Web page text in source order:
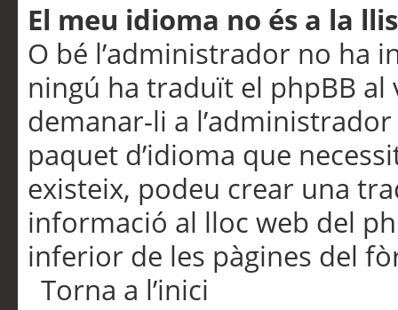
El meu idioma no és a la
O bé l’administrador no ha
ningú ha traduït el phpBB
demanar-li a
paquet d’idioma que
existeix, podeu crear una
informació al lloc web del
inferior de les pàgines del
Torna a l’inici